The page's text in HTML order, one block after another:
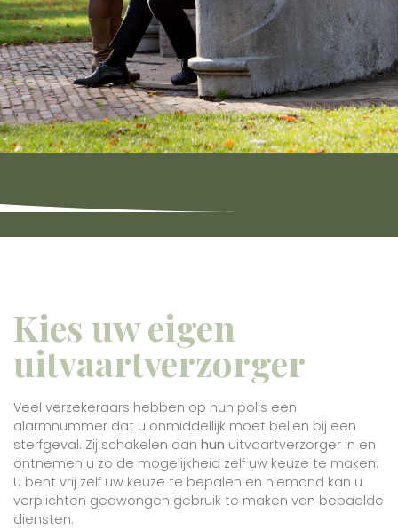
Kies uw eigen
uitvaartverzorger
Veel verzekeraars hebben op hun polis een
alarmnummer dat u onmiddellijk moet bellen bij een
sterfgeval. Zij schakelen dan hun uitvaartverzorger in en
ontnemen u zo de mogelijkheid zelf uw keuze te maken.
U bent vrij zelf uw keuze te bepalen en niemand kan u
verplichten gedwongen gebruik te maken van bepaalde
diensten.